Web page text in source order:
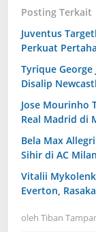
Posting Terkait
Juventus
Perkuat
Tyrique George
Disalip
Jose Mourinho
Real Madrid di
Bela Max
Sihir di AC Milan
Vitalii
Everton,
oleh Tiban